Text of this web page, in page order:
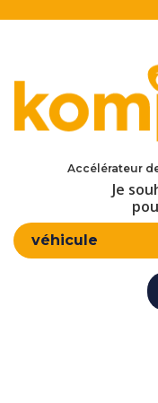
Accélérateur
Je
véhicule